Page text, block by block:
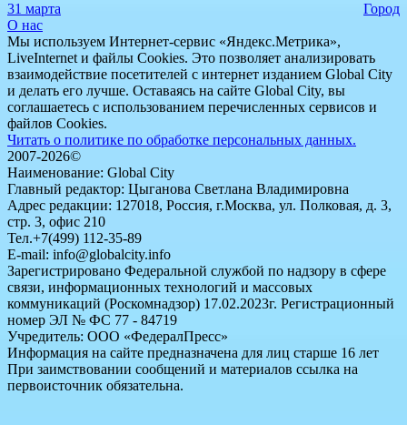
31 марта
Город
О нас
Мы используем Интернет-сервис «Яндекс.Метрика»,
LiveInternet и файлы Cookies. Это позволяет анализировать
взаимодействие посетителей с интернет изданием Global City
и делать его лучше. Оставаясь на сайте Global City, вы
соглашаетесь с использованием перечисленных сервисов и
файлов Cookies.
Читать о политике по обработке персональных данных.
2007-2026©
Наименование: Global City
Главный редактор: Цыганова Светлана Владимировна
Адрес редакции: 127018, Россия, г.Москва, ул. Полковая, д. 3,
стр. 3, офис 210
Тел.+7(499) 112-35-89
E-mail: info@globalcity.info
Зарегистрировано Федеральной службой по надзору в сфере
связи, информационных технологий и массовых
коммуникаций (Роскомнадзор) 17.02.2023г. Регистрационный
номер ЭЛ № ФС 77 - 84719
Учредитель: ООО «ФедералПресс»
Информация на сайте предназначена для лиц старше 16 лет
При заимствовании сообщений и материалов ссылка на
первоисточник обязательна.